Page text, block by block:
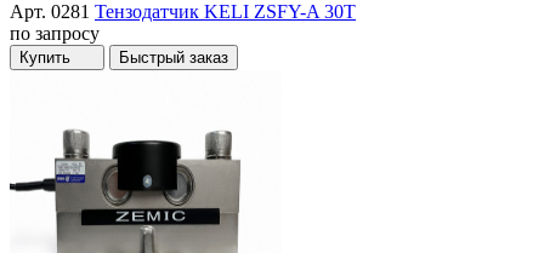
Арт. 0281 Тензодатчик KELI ZSFY-A 30T
по запросу
Купить Быстрый заказ